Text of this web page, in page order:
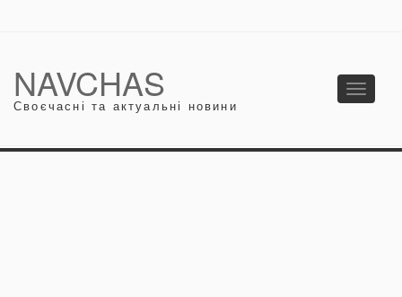
NAVCHAS
Своєчасні та актуальні новини
Toggle